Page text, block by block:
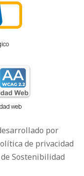
web
por
de privacidad
Sostenibilidad